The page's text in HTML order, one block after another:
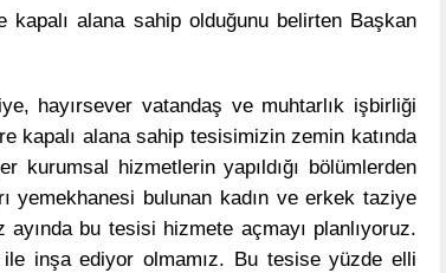
alana sahip olduğunu belirten Başkan
hayırsever vatandaş ve muhtarlık işbirliği
kapalı alana sahip tesisimizin zemin katında
kurumsal hizmetlerin yapıldığı bölümlerden
yemekhanesi bulunan kadın ve erkek taziye
bu tesisi hizmete açmayı planlıyoruz.
inşa ediyor olmamız. Bu tesise yüzde elli